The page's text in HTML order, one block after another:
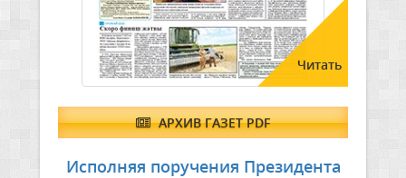
Читать
АРХИВ ГАЗЕТ PDF
Исполняя поручения Президента